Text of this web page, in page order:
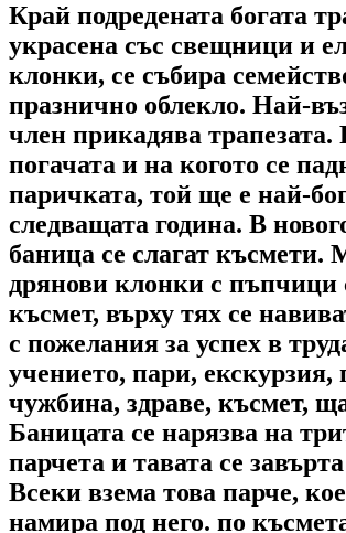
Край подредената богата
украсена със свещници и
клонки, се събира
празнично облекло. Най-
член прикадява трапезата.
погачата и на когото се
паричката, той ще е най-
следващата година. В
баница се слагат късмети.
дрянови клонки с пъпчици
късмет, върху тях се
с пожелания за успех в
учението, пари, екскурзия,
чужбина, здраве, късмет,
Баницата се нарязва на
парчета и тавата се
Всеки взема това парче,
намира под него. по